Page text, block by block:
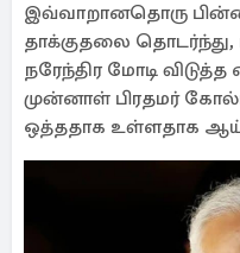
இவ்வாறானதொரு
தாக்குதலை தொடர்ந்து,
நரேந்திர மோடி
முன்னாள் பிரதமர்
ஒத்ததாக உள்ளதாக